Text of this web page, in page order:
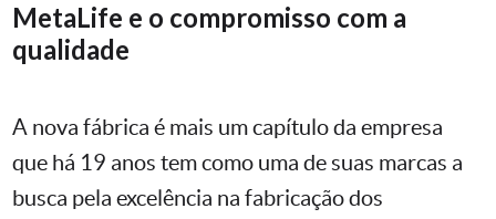
MetaLife e o compromisso com a
qualidade
A nova fábrica é mais um capítulo da empresa
que há 19 anos tem como uma de suas marcas a
busca pela excelência na fabricação dos